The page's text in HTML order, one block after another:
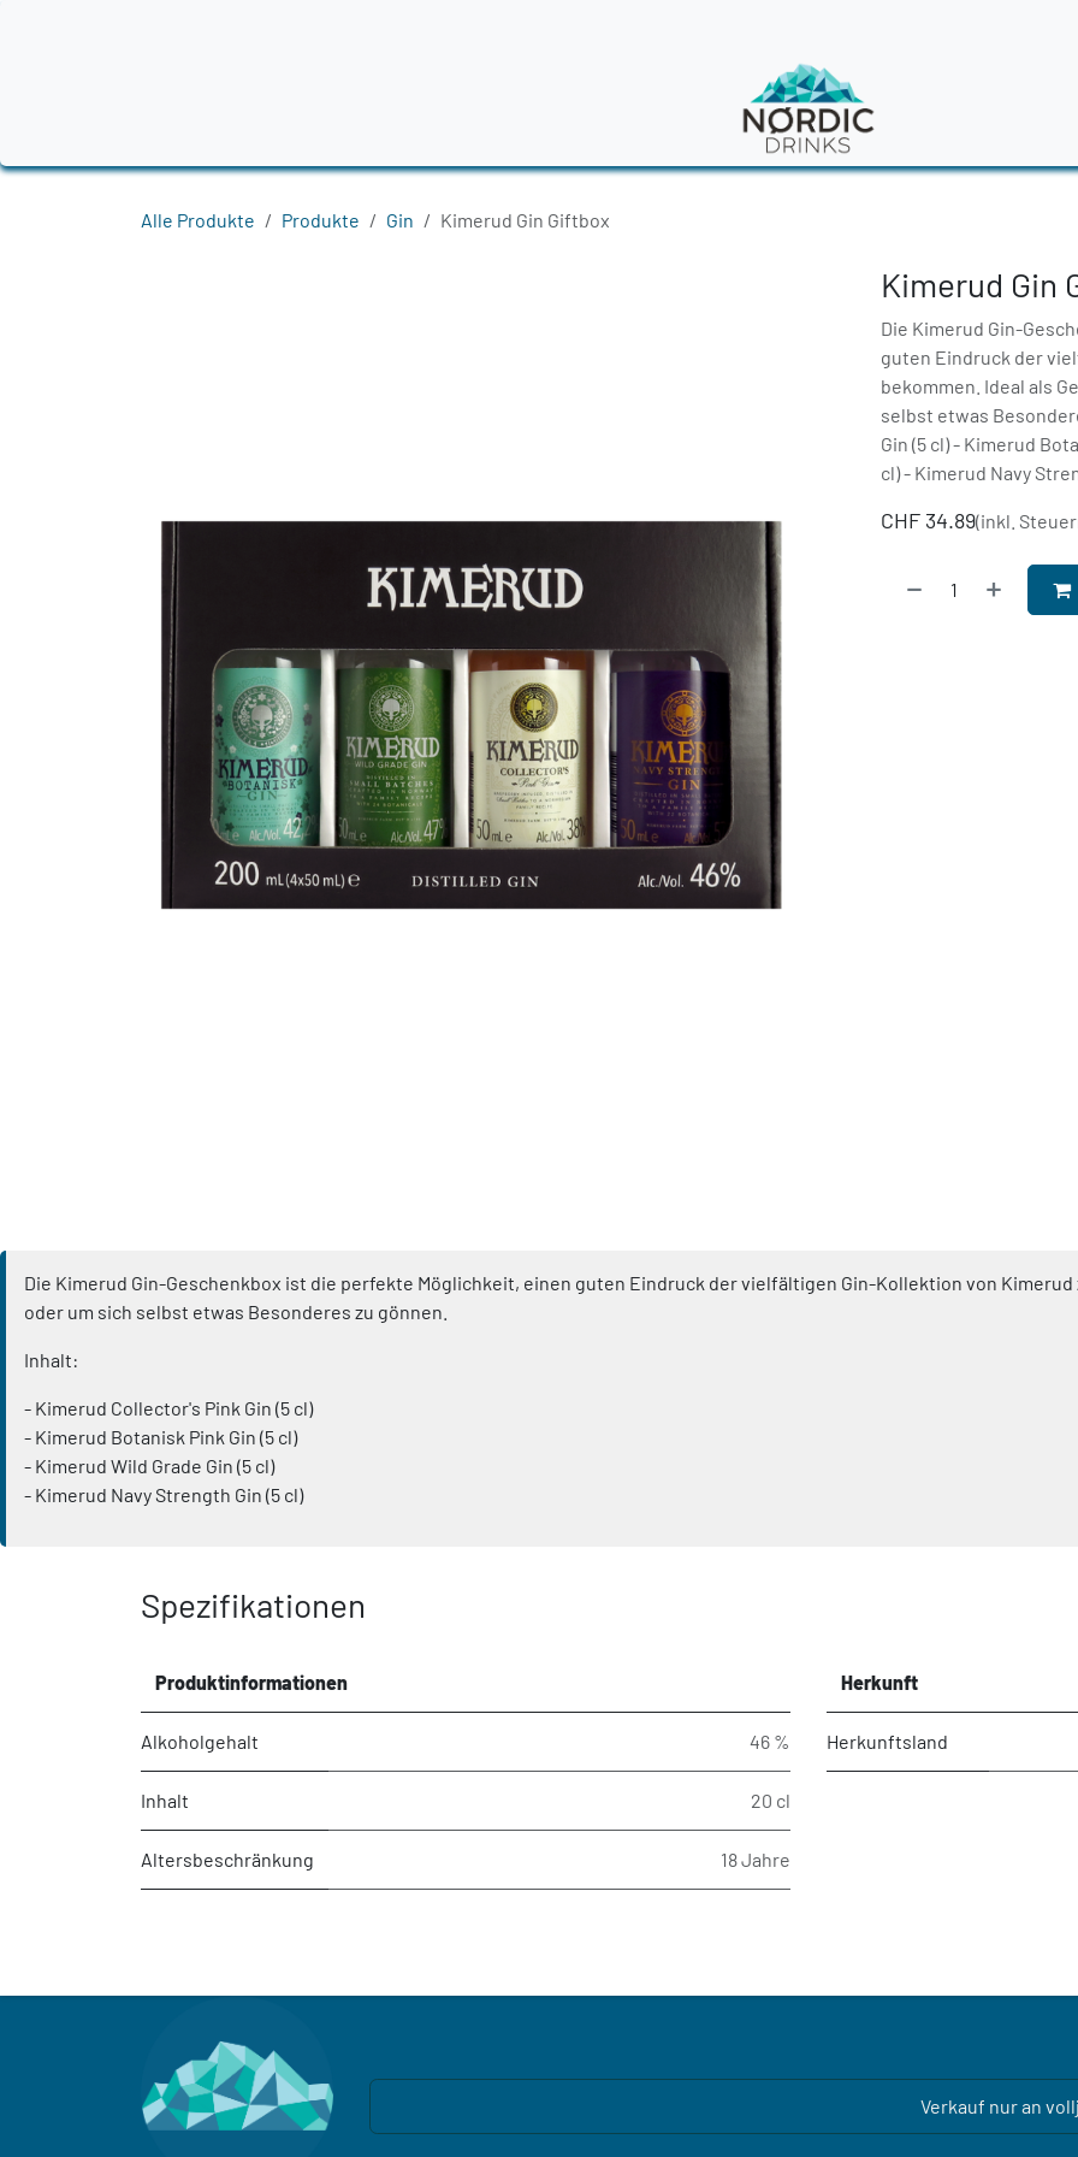
Alle Produkte Produkte Gin Kimerud Gin Giftbox
Kimerud Gin
Die Kimerud Gin-
guten Eindruck der
bekommen. Ideal als
selbst etwas
Gin (5 cl) - Kimerud
cl) - Kimerud Navy
CHF 34.89(inkl.
Die Kimerud Gin-Geschenkbox ist die perfekte Möglichkeit, einen guten Eindruck der vielfältigen Gin-Kollektion von
oder um sich selbst etwas Besonderes zu gönnen.
Inhalt:
- Kimerud Collector's Pink Gin (5 cl)
- Kimerud Botanisk Pink Gin (5 cl)
- Kimerud Wild Grade Gin (5 cl)
- Kimerud Navy Strength Gin (5 cl)
Spezifikationen
Produktinformationen
Alkoholgehalt 46 %
Inhalt 20 cl
Altersbeschränkung 18 Jahre
Herkunft
Herkunftsland
Verkauf nur an